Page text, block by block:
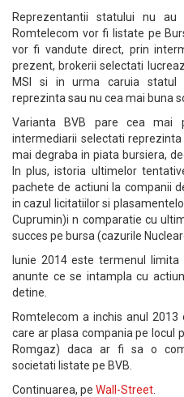
Reprezentantii statului nu
Romtelecom vor fi listate pe
vor fi vandute direct, prin
prezent, brokerii selectati
MSI si in urma caruia statul
reprezinta sau nu cea mai buna
Varianta BVB pare cea mai
intermediarii selectati
mai degraba in piata bursiera,
In plus, istoria ultimelor
pachete de actiuni la companii
in cazul licitatiilor si
Cuprumin)i n comparatie cu
succes pe bursa (cazurile
Iunie 2014 este termenul
anunte ce se intampla cu
detine.
Romtelecom a inchis anul
care ar plasa compania pe locul
Romgaz) daca ar fi sa o
societati listate pe BVB.
Continuarea, pe Wall-Street